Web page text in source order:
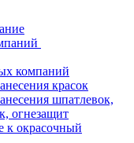
компаний
красок
шпатлевок,
огнезащит
к окрасочный